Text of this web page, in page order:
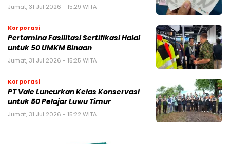
Jumat, 31 Jul 2026 - 15:29 WITA
Korporasi
Pertamina Fasilitasi Sertifikasi Halal
untuk 50 UMKM Binaan
Jumat, 31 Jul 2026 - 15:25 WITA
Korporasi
PT Vale Luncurkan Kelas Konservasi
untuk 50 Pelajar Luwu Timur
Jumat, 31 Jul 2026 - 15:22 WITA